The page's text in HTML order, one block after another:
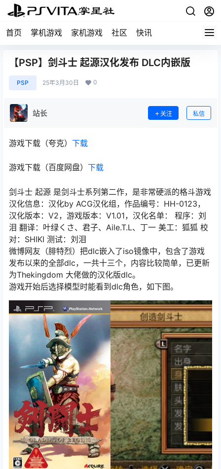
首页 掌机游戏 家机游戏 社区 快讯
【PSP】剑斗士 起源汉化发布 DLC内嵌版
PSP 25年3月30日 0
站长 关注 私信
游戏下载（夸克） 下载
游戏下载（百度网盘） 下载
剑斗士 起源 是剑斗士系列第二作，是非常硬派的格斗游戏
汉化信息：汉化by ACG汉化组，作品编号：HH-0123，
汉化版本：V2，游戏版本：V1.01，汉化名单： 程序：刘
泪 翻译：叶绿くさ、君子、Aile.T.L、丁一 美工：狐狐 校
对：SHIKI 测试：刘泪
微博网友（腓特烈）把dlc嵌入了iso镜像中，包含了游戏
发布以来的全部dlc，一共十三个，内容比较简单，已更新
为Thekingdom 大佬做的汉化版dlc。
游戏开始后选择模型时能看到dlc角色，如下图。